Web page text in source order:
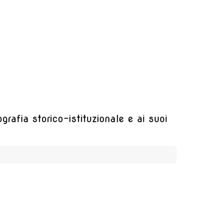
storico-istituzionale e ai suoi